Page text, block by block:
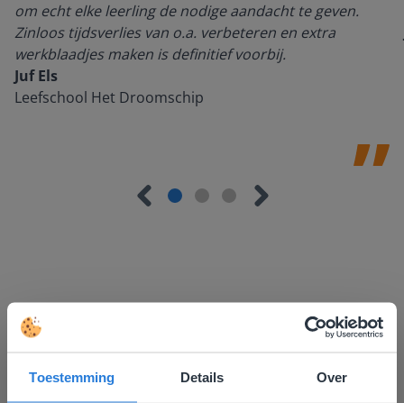
Toestemming Details Over
om echt elke leerling de nodige aandacht te geven.
Zinloos tijdsverlies van o.a. verbeteren en extra
werkblaadjes maken is definitief voorbij.
Juf Els
Leefschool Het Droomschip
Groep 8, Blok 9, Week 3, Les 11